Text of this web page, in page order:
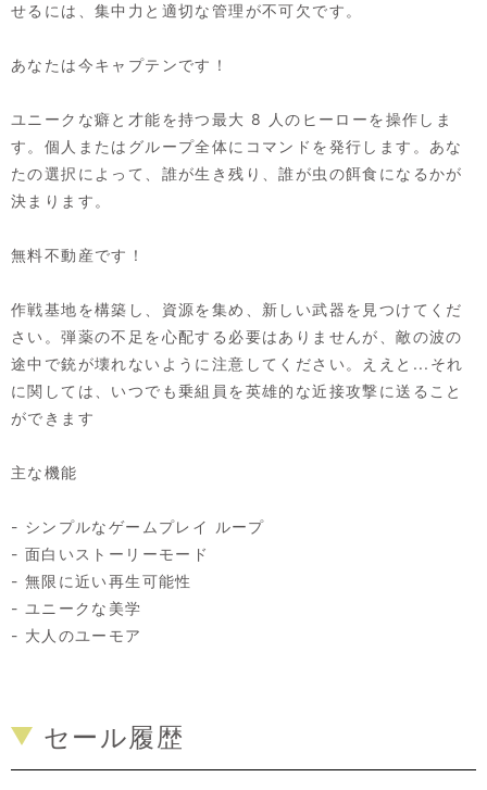
せるには、集中力と適切な管理が不可欠です。
あなたは今キャプテンです！
ユニークな癖と才能を持つ最大 8 人のヒーローを操作しま
す。個人またはグループ全体にコマンドを発行します。あな
たの選択によって、誰が生き残り、誰が虫の餌食になるかが
決まります。
無料不動産です！
作戦基地を構築し、資源を集め、新しい武器を見つけてくだ
さい。弾薬の不足を心配する必要はありませんが、敵の波の
途中で銃が壊れないように注意してください。ええと...それ
に関しては、いつでも乗組員を英雄的な近接攻撃に送ること
ができます
主な機能
- シンプルなゲームプレイ ループ
- 面白いストーリーモード
- 無限に近い再生可能性
- ユニークな美学
- 大人のユーモア
セール履歴